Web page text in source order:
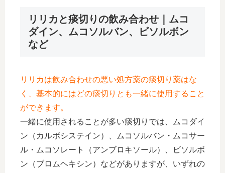
リリカと痰切りの飲み合わせ｜ムコ
ダイン、ムコソルバン、ビソルボン
など
リリカは飲み合わせの悪い処方薬の痰切り薬はな
く、基本的にはどの痰切りとも一緒に使用すること
ができます。
一緒に使用されることが多い痰切りでは、ムコダイ
ン（カルボシステイン）、ムコソルバン・ムコサー
ル・ムコソレート（アンブロキソール）、ビソルボ
ン（ブロムヘキシン）などがありますが、いずれの